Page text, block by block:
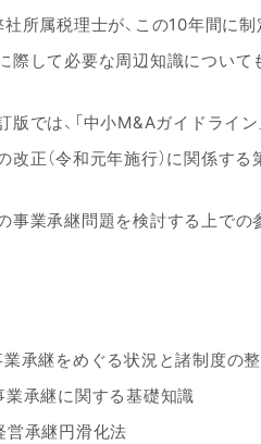
社所属税理士が、この10年間に
際して必要な周辺知識について
版では、「中小M&Aガイドライン
改正（令和元年施行）に関係す
事業承継問題を検討する上での
承継をめぐる状況と諸制度の
承継に関する基礎知識
承継円滑化法